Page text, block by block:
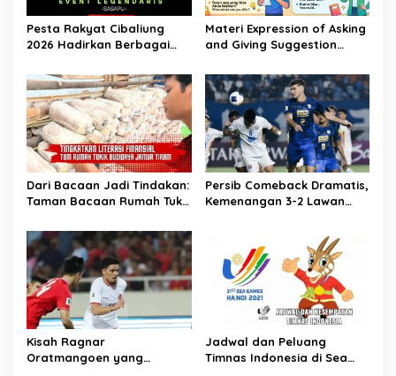
Pesta Rakyat Cibaliung
2026 Hadirkan Berbagai
Materi Expression of Asking
and Giving Suggestion
Kelas 11
Dari Bacaan Jadi Tindakan:
Taman Bacaan Rumah Tukik
Budidaya Jamur Tiram di
Ujung Kulon
Persib Comeback Dramatis,
Kemenangan 3-2 Lawan
Kisah Ragnar
Oratmangoen yang
Jadwal dan Peluang
Timnas Indonesia di Sea